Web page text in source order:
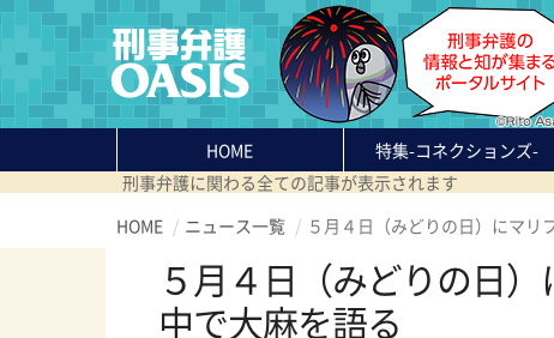
HOME 特集-コネクションズ-
刑事弁護に関わる全ての記事が表示されます
HOME
ニュース一覧 ５月４日（みどりの日）にマリ
５月４日（みどりの日
中で大麻を語る